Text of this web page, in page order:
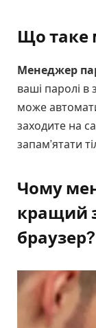
Що таке
Менеджер
ваші паролі
може
заходите на
запам’ятати
Чому
кращий
браузер?